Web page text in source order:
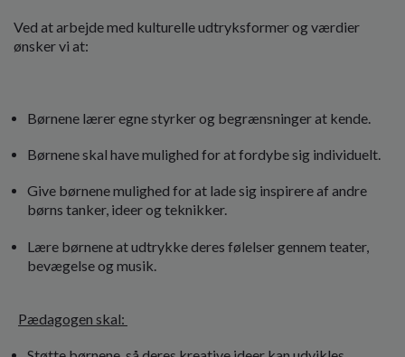
Ved at arbejde med kulturelle udtryksformer og værdier
ønsker vi at:
Børnene lærer egne styrker og begrænsninger at kende.
Børnene skal have mulighed for at fordybe sig individuelt.
Give børnene mulighed for at lade sig inspirere af andre
børns tanker, ideer og teknikker.
Lære børnene at udtrykke deres følelser gennem teater,
bevægelse og musik.
Pædagogen skal: